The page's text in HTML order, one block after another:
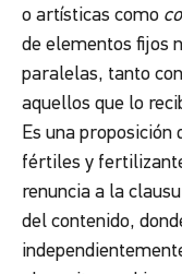
o artísticas como
de elementos fijos
paralelas, tanto
aquellos que lo
Es una
fértiles y
renuncia a la
del contenido,